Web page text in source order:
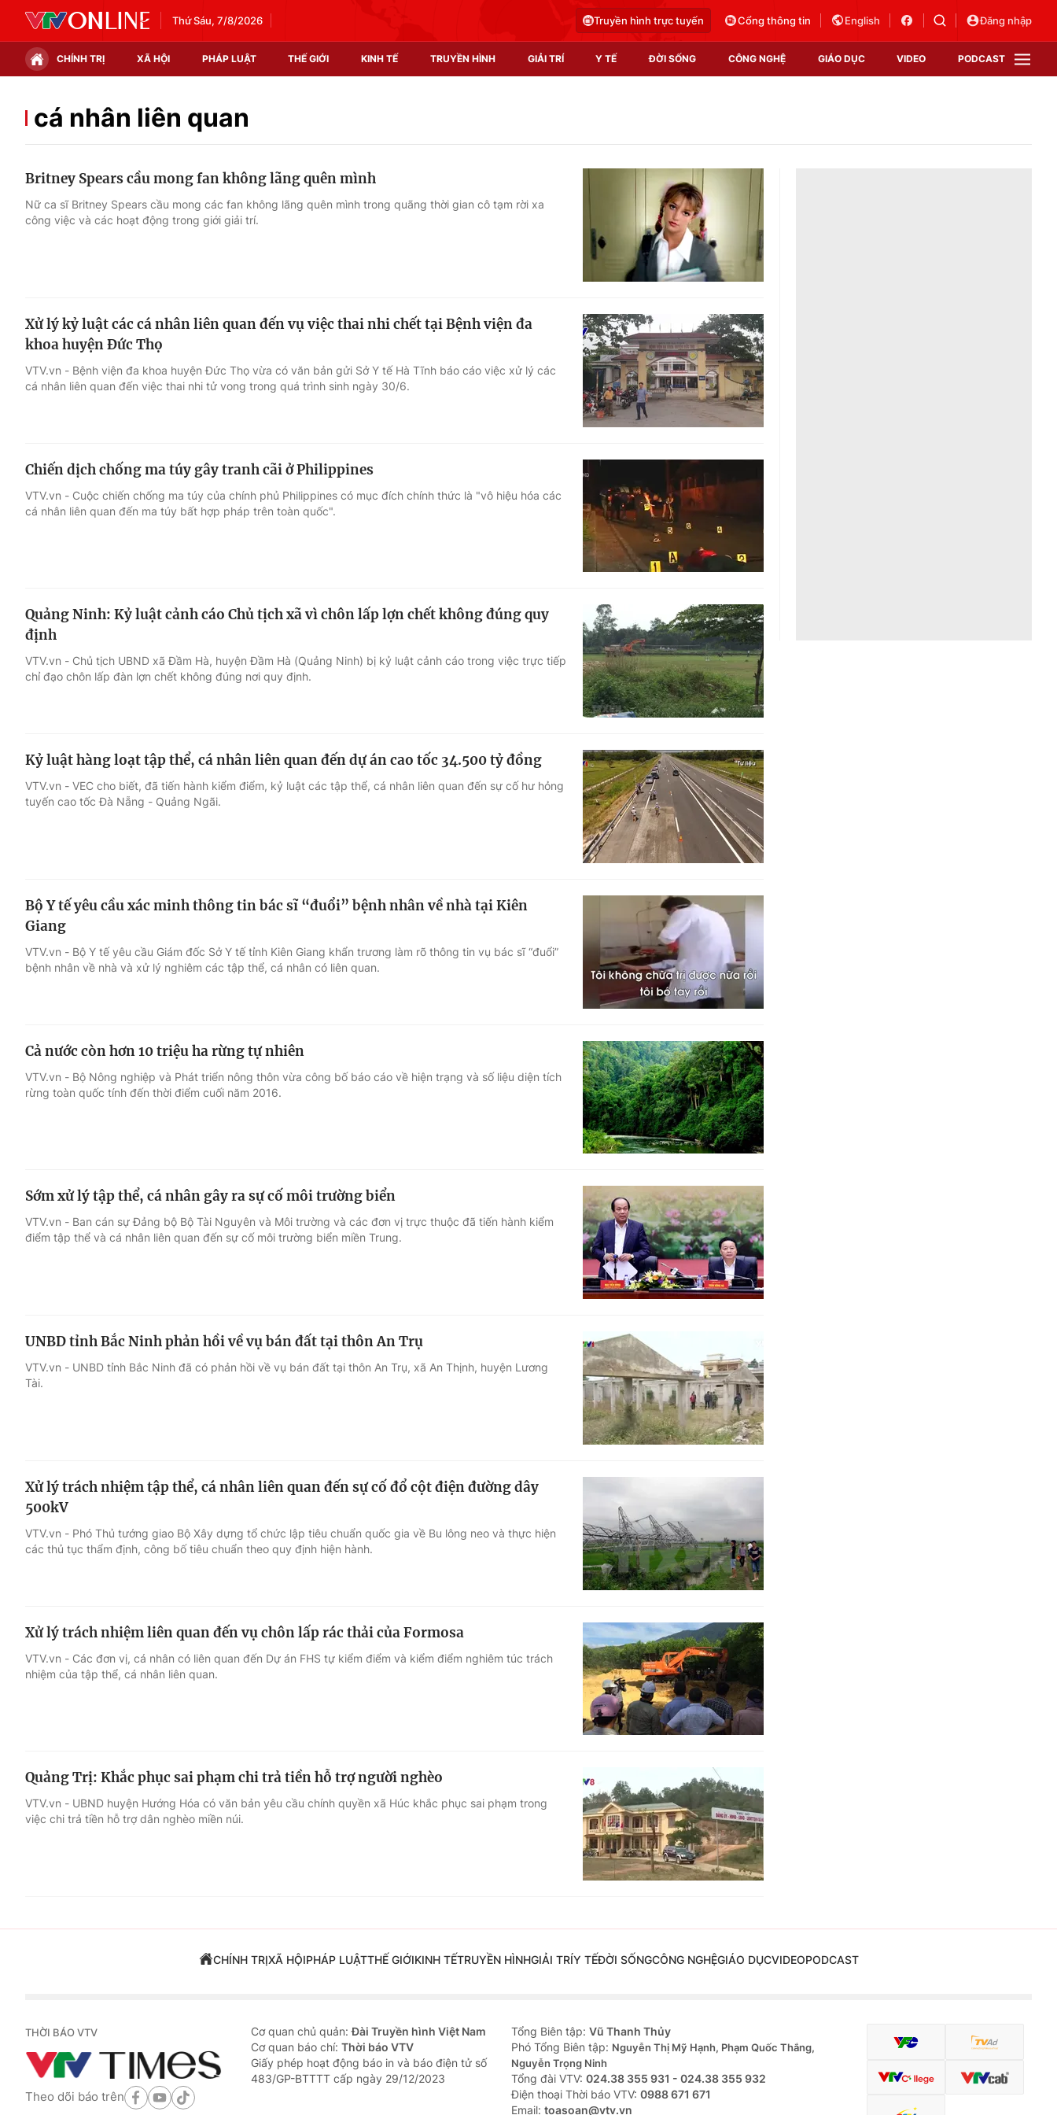
Thứ Sáu, 7/8/2026 Truyền hình trực tuyến Cổng thông tin English Đăng nhập
CHÍNH TRỊ XÃ HỘI PHÁP LUẬT THẾ GIỚI KINH TẾ TRUYỀN HÌNH GIẢI TRÍ Y TẾ ĐỜI SỐNG CÔNG NGHỆ GIÁO DỤC VIDEO PODCAST
Chính trị
Thế giới đó đây
Thị trường
Giải sao mai
Shorts video
Podcast
EMagazine
Photo
Infographic
Góc ảnh
Điện ảnh
Âm nhạc
Sao
Du lịch
Làm đẹp
Chất lượng cuộc sống
Học trực tuyến
Công nghệ
Hitech Công nghệ tương lai
Sản phẩm
Thị trường
Tư vấn
VTV Sức khoẻ
cá nhân liên quan
Britney Spears cầu mong fan không lãng quên mình
Nữ ca sĩ Britney Spears cầu mong các fan không lãng quên mình trong quãng thời gian cô tạm rời xa
công việc và các hoạt động trong giới giải trí.
Xử lý kỷ luật các cá nhân liên quan đến vụ việc thai nhi chết tại Bệnh viện đa
khoa huyện Đức Thọ
VTV.vn - Bệnh viện đa khoa huyện Đức Thọ vừa có văn bản gửi Sở Y tế Hà Tĩnh báo cáo việc xử lý các
cá nhân liên quan đến việc thai nhi tử vong trong quá trình sinh ngày 30/6.
Chiến dịch chống ma túy gây tranh cãi ở Philippines
VTV.vn - Cuộc chiến chống ma túy của chính phủ Philippines có mục đích chính thức là "vô hiệu hóa các
cá nhân liên quan đến ma túy bất hợp pháp trên toàn quốc".
Quảng Ninh: Kỷ luật cảnh cáo Chủ tịch xã vì chôn lấp lợn chết không đúng quy
định
VTV.vn - Chủ tịch UBND xã Đầm Hà, huyện Đầm Hà (Quảng Ninh) bị kỷ luật cảnh cáo trong việc trực tiếp
chỉ đạo chôn lấp đàn lợn chết không đúng nơi quy định.
Kỷ luật hàng loạt tập thể, cá nhân liên quan đến dự án cao tốc 34.500 tỷ đồng
VTV.vn - VEC cho biết, đã tiến hành kiểm điểm, kỷ luật các tập thể, cá nhân liên quan đến sự cố hư hỏng
tuyến cao tốc Đà Nẵng - Quảng Ngãi.
Bộ Y tế yêu cầu xác minh thông tin bác sĩ “đuổi” bệnh nhân về nhà tại Kiên
Giang
VTV.vn - Bộ Y tế yêu cầu Giám đốc Sở Y tế tỉnh Kiên Giang khẩn trương làm rõ thông tin vụ bác sĩ “đuổi”
bệnh nhân về nhà và xử lý nghiêm các tập thể, cá nhân có liên quan.
Cả nước còn hơn 10 triệu ha rừng tự nhiên
VTV.vn - Bộ Nông nghiệp và Phát triển nông thôn vừa công bố báo cáo về hiện trạng và số liệu diện tích
rừng toàn quốc tính đến thời điểm cuối năm 2016.
Sớm xử lý tập thể, cá nhân gây ra sự cố môi trường biển
VTV.vn - Ban cán sự Đảng bộ Bộ Tài Nguyên và Môi trường và các đơn vị trực thuộc đã tiến hành kiểm
điểm tập thể và cá nhân liên quan đến sự cố môi trường biển miền Trung.
UNBD tỉnh Bắc Ninh phản hồi về vụ bán đất tại thôn An Trụ
VTV.vn - UNBD tỉnh Bắc Ninh đã có phản hồi về vụ bán đất tại thôn An Trụ, xã An Thịnh, huyện Lương
Tài.
Xử lý trách nhiệm tập thể, cá nhân liên quan đến sự cố đổ cột điện đường dây
500kV
VTV.vn - Phó Thủ tướng giao Bộ Xây dựng tổ chức lập tiêu chuẩn quốc gia về Bu lông neo và thực hiện
các thủ tục thẩm định, công bố tiêu chuẩn theo quy định hiện hành.
Xử lý trách nhiệm liên quan đến vụ chôn lấp rác thải của Formosa
VTV.vn - Các đơn vị, cá nhân có liên quan đến Dự án FHS tự kiểm điểm và kiểm điểm nghiêm túc trách
nhiệm của tập thể, cá nhân liên quan.
Quảng Trị: Khắc phục sai phạm chi trả tiền hỗ trợ người nghèo
VTV.vn - UBND huyện Hướng Hóa có văn bản yêu cầu chính quyền xã Húc khắc phục sai phạm trong
việc chi trả tiền hỗ trợ dân nghèo miền núi.
CHÍNH TRỊXÃ HỘIPHÁP LUẬTTHẾ GIỚIKINH TẾTRUYỀN HÌNHGIẢI TRÍY TẾĐỜI SỐNGCÔNG NGHỆGIÁO DỤCVIDEOPODCAST
THỜI BÁO VTV
Theo dõi báo trên
Cơ quan chủ quản:Đài Truyền hình Việt Nam
Cơ quan báo chí: Thời báo VTV
Giấy phép hoạt động báo in và báo điện tử số
483/GP-BTTTT cấp ngày 29/12/2023
Tổng Biên tập: Vũ Thanh Thủy
Phó Tổng Biên tập: Nguyễn Thị Mỹ Hạnh, Phạm Quốc Thắng,
Nguyễn Trọng Ninh
Tổng đài VTV: 024.38 355 931 - 024.38 355 932
Ðiện thoại Thời báo VTV: 0988 671 671
Email: toasoan@vtv.vn